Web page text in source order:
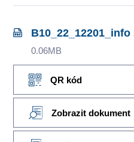
B10_22_12201_info
0.06MB
QR kód
Zobrazit dokument